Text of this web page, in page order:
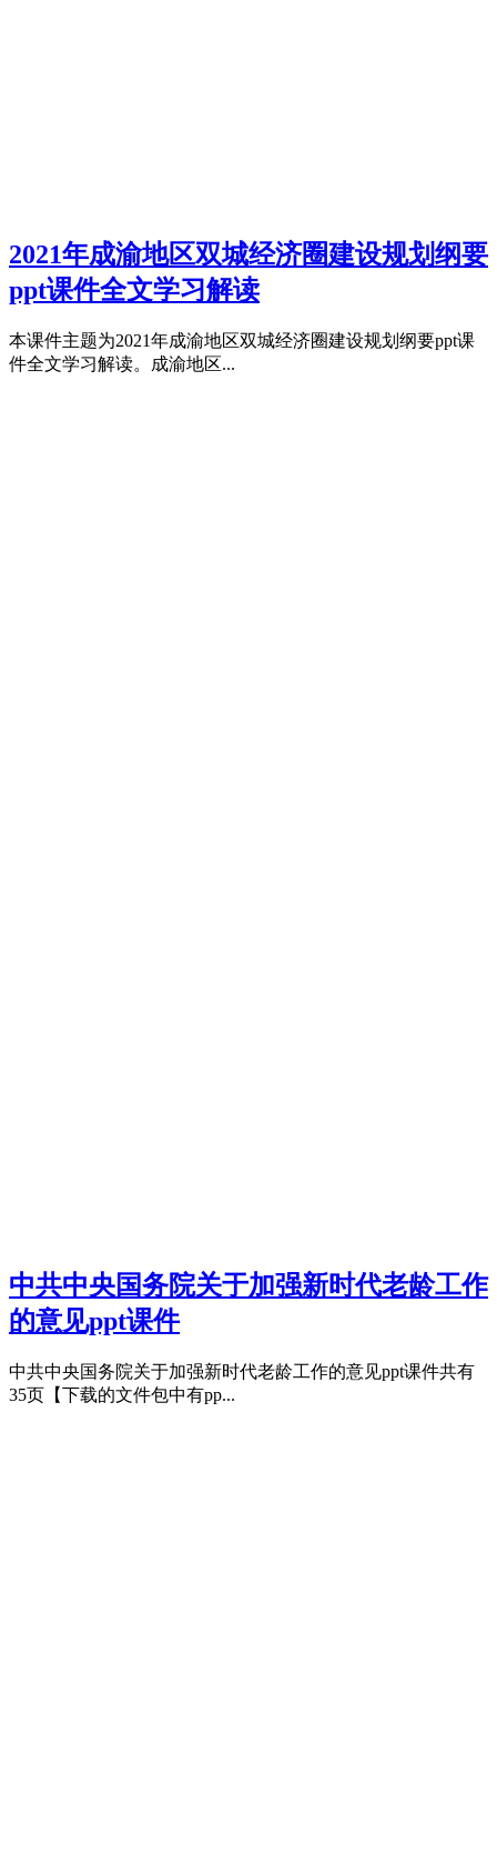
2021年成渝地区双城经济圈建设规划纲要
ppt课件全文学习解读
本课件主题为2021年成渝地区双城经济圈建设规划纲要ppt课
件全文学习解读。成渝地区...
中共中央国务院关于加强新时代老龄工作
的意见ppt课件
中共中央国务院关于加强新时代老龄工作的意见ppt课件共有
35页【下载的文件包中有pp...